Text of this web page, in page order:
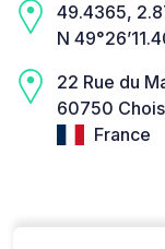
49.4365,
N
22 Rue du
60750
France